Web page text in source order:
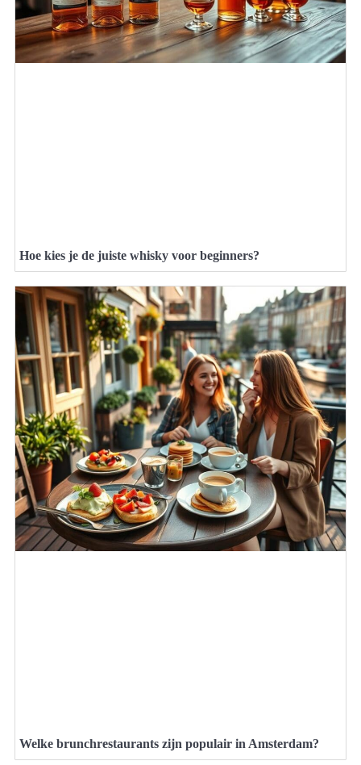
Hoe kies je de juiste whisky voor beginners?
Welke brunchrestaurants zijn populair in Amsterdam?